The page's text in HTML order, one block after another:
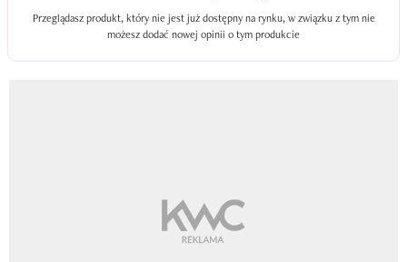
Przeglądasz produkt, który nie jest już dostępny na rynku, w związku z tym nie
możesz dodać nowej opinii o tym produkcie